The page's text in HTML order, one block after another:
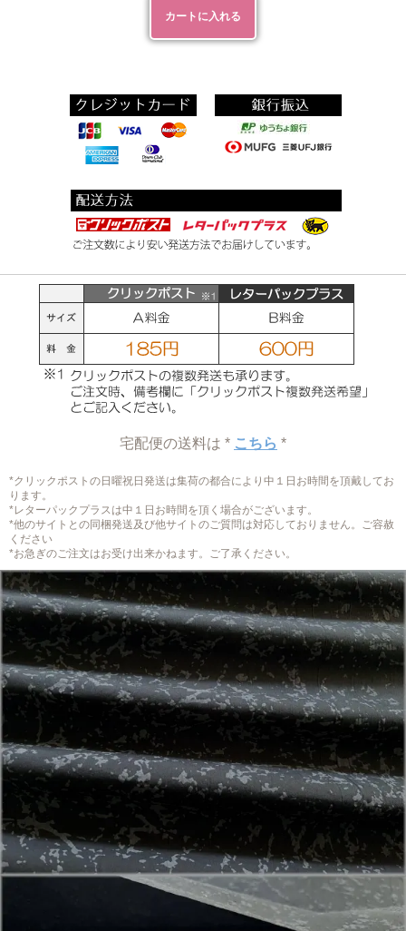
宅配便の送料は * こちら *
*クリックポストの日曜祝日発送は集荷の都合により中１日お時間を頂戴してお
ります。
*レターパックプラスは中１日お時間を頂く場合がございます。
*他のサイトとの同梱発送及び他サイトのご質問は対応しておりません。ご容赦
ください
*お急ぎのご注文はお受け出来かねます。ご了承ください。